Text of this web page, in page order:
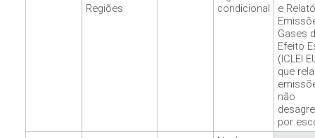
Regiões
condicional
e
Gases
Efeito
(ICLEI
que
não
por